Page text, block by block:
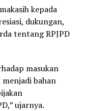
kepada
dukungan,
tentang RPJPD
masukan
bahan
ujarnya.